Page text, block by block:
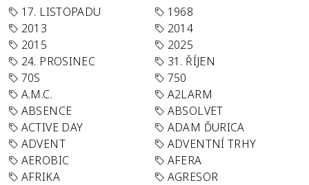
17. LISTOPADU
1968
2013
2014
2015
2025
24. PROSINEC
31. ŘÍJEN
70S
750
A.M.C.
A2LARM
ABSENCE
ABSOLVET
ACTIVE DAY
ADAM ĎURICA
ADVENT
ADVENTNÍ TRHY
AEROBIC
AFERA
AFRIKA
AGRESOR